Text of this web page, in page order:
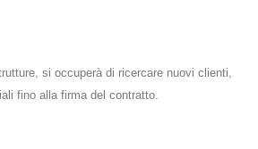
si occuperà di ricercare nuovi clienti,
fino alla firma del contratto.